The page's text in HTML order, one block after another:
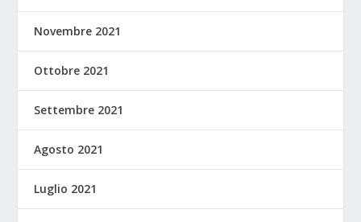
Novembre 2021
Ottobre 2021
Settembre 2021
Agosto 2021
Luglio 2021